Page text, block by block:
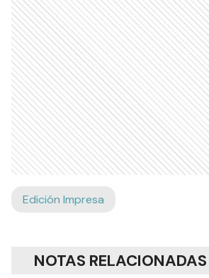
Edición Impresa
NOTAS RELACIONADAS